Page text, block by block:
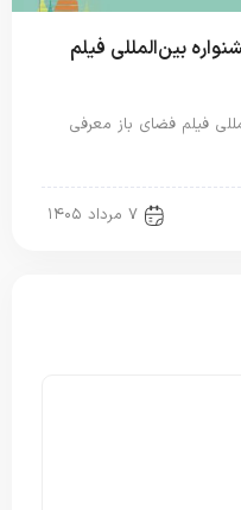
بین‌المللی فیلم
فیلم فضای باز معرفی
۷ مرداد ۱۴۰۵